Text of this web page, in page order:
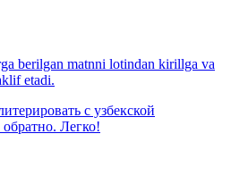
berilgan matnni lotindan kirillga va
etadi.
с узбекской
Легко!